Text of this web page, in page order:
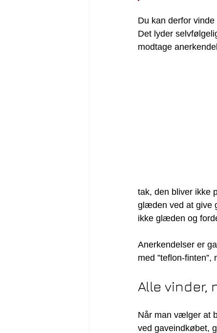
Du kan derfor
Det lyder
modtage
tak, den bliver ikke
glæden ved at give
ikke glæden og
Anerkendelser er
med ”teflon-
Alle vinder,
Når man vælger at
ved gaveindkøbet,